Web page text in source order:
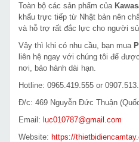
Toàn bộ các sản phẩm của
khẩu trực tiếp từ Nhật bản nên
và hỗ trợ rất đắc lực cho người sử
Vậy thì khi có nhu cầu, bạn mua
liên hệ ngay với chúng tôi để
nơi, bảo hành dài hạn.
Hotline: 0965.419.555 or
Đ/c: 469 Nguyễn Đức Thuận
Email: luc010787@gmail.com
Website: https://